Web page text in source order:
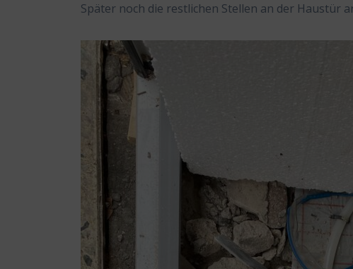
Später noch die restlichen Stellen an der Haustür